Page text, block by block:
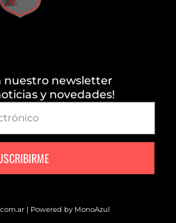
nuestro newsletter
y novedades!
| Powered by MonoAzul